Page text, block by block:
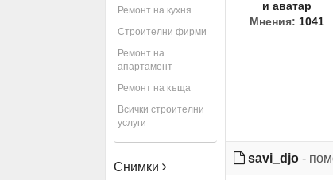
Ремонт на кухня
Строителни фирми
Ремонт на
апартамент
Ремонт на къща
Всички строителни
услуги
Снимки
Мнения: 1041
savi_djo -